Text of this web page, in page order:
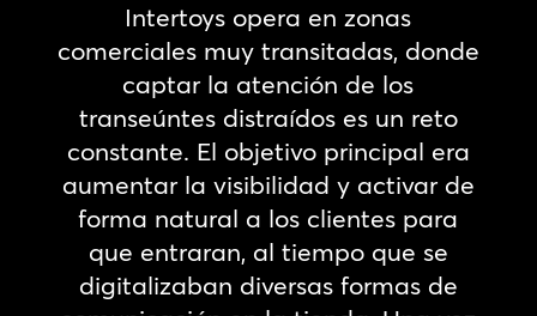
Intertoys opera en zonas
comerciales muy transitadas, donde
captar la atención de los
transeúntes distraídos es un reto
constante. El objetivo principal era
aumentar la visibilidad y activar de
forma natural a los clientes para
que entraran, al tiempo que se
digitalizaban diversas formas de